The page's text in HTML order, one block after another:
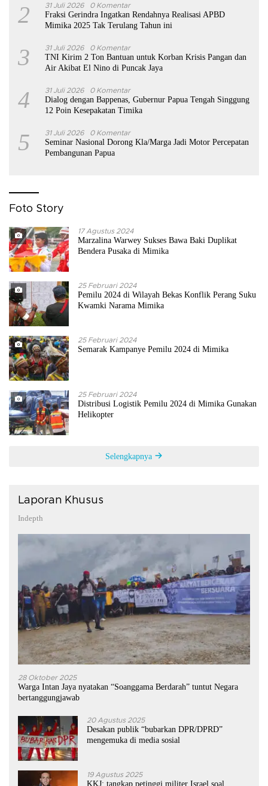
2 31 Juli 2026 0 Komentar
Fraksi Gerindra Ingatkan Rendahnya Realisasi APBD
Mimika 2025 Tak Terulang Tahun ini
3 31 Juli 2026 0 Komentar
TNI Kirim 2 Ton Bantuan untuk Korban Krisis Pangan dan
Air Akibat El Nino di Puncak Jaya
4 31 Juli 2026 0 Komentar
Dialog dengan Bappenas, Gubernur Papua Tengah Singgung
12 Poin Kesepakatan Timika
5 31 Juli 2026 0 Komentar
Seminar Nasional Dorong Kla/Marga Jadi Motor Percepatan
Pembangunan Papua
Foto Story
17 Agustus 2024
Marzalina Warwey Sukses Bawa Baki Duplikat
Bendera Pusaka di Mimika
25 Februari 2024
Pemilu 2024 di Wilayah Bekas Konflik Perang Suku
Kwamki Narama Mimika
25 Februari 2024
Semarak Kampanye Pemilu 2024 di Mimika
25 Februari 2024
Distribusi Logistik Pemilu 2024 di Mimika Gunakan
Helikopter
Selengkapnya
Laporan Khusus
Indepth
28 Oktober 2025
Warga Intan Jaya nyatakan “Soanggama Berdarah” tuntut Negara
bertanggungjawab
20 Agustus 2025
Desakan publik “bubarkan DPR/DPRD”
mengemuka di media sosial
19 Agustus 2025
KKJ: tangkap petinggi militer Israel soal